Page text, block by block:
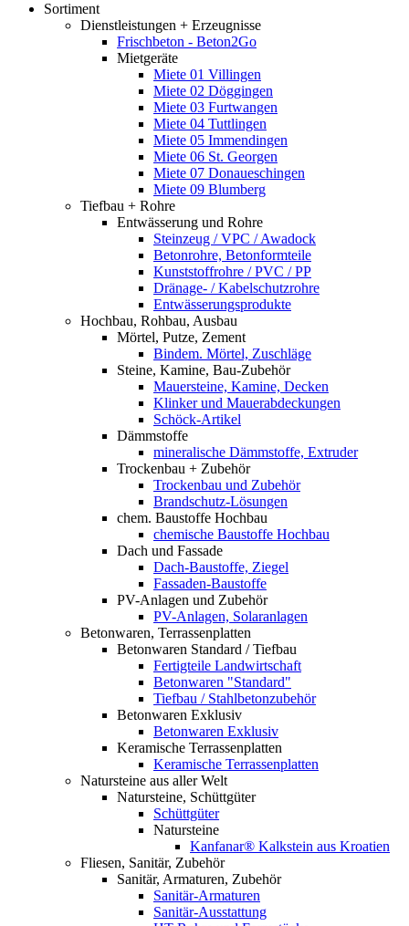
Sortiment
Dienstleistungen + Erzeugnisse
Frischbeton - Beton2Go
Mietgeräte
Miete 01 Villingen
Miete 02 Döggingen
Miete 03 Furtwangen
Miete 04 Tuttlingen
Miete 05 Immendingen
Miete 06 St. Georgen
Miete 07 Donaueschingen
Miete 09 Blumberg
Tiefbau + Rohre
Entwässerung und Rohre
Steinzeug / VPC / Awadock
Betonrohre, Betonformteile
Kunststoffrohre / PVC / PP
Dränage- / Kabelschutzrohre
Entwässerungsprodukte
Hochbau, Rohbau, Ausbau
Mörtel, Putze, Zement
Bindem. Mörtel, Zuschläge
Steine, Kamine, Bau-Zubehör
Mauersteine, Kamine, Decken
Klinker und Mauerabdeckungen
Schöck-Artikel
Dämmstoffe
mineralische Dämmstoffe, Extruder
Trockenbau + Zubehör
Trockenbau und Zubehör
Brandschutz-Lösungen
chem. Baustoffe Hochbau
chemische Baustoffe Hochbau
Dach und Fassade
Dach-Baustoffe, Ziegel
Fassaden-Baustoffe
PV-Anlagen und Zubehör
PV-Anlagen, Solaranlagen
Betonwaren, Terrassenplatten
Betonwaren Standard / Tiefbau
Fertigteile Landwirtschaft
Betonwaren "Standard"
Tiefbau / Stahlbetonzubehör
Betonwaren Exklusiv
Betonwaren Exklusiv
Keramische Terrassenplatten
Keramische Terrassenplatten
Natursteine aus aller Welt
Natursteine, Schüttgüter
Schüttgüter
Natursteine
Kanfanar® Kalkstein aus Kroatien
Fliesen, Sanitär, Zubehör
Sanitär, Armaturen, Zubehör
Sanitär-Armaturen
Sanitär-Ausstattung